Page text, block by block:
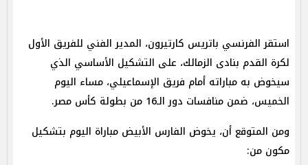
استقر الفرنسي باتريس كارتيرون، المدير الفني للفريق الأول
لكرة القدم بنادى الزمالك، على التشكيل الأساسي الذي
سيخوض به مباراته أمام فريق الإسماعيلي، مساء اليوم
الخميس، ضمن منافسات دور الـ16 من بطولة كأس مصر.
ومن المتوقع أن، يخوض الفارس الأبيض مباراة اليوم بتشكيل
مكون من: